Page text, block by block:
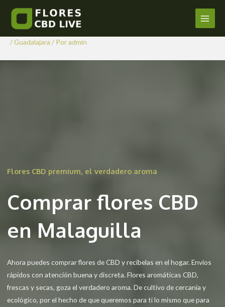
contenido
Main
Comprar Flores CBD en
Malaguilla
/Guadalajara / Poradmin
Flores CBD premium, el verdadero aroma
Comprar flores CBD
en Malaguilla
Ahora puedes comprar flores de CBD y recíbelas en el hogar. Envíos
rápidos con atención buena y discreta. Flores aromáticas CBD,
frescas y secas, goza el verdadero aroma. De cultivo de cercanía y
ecológico, por el hecho de que queremos para ti lo mismo que para